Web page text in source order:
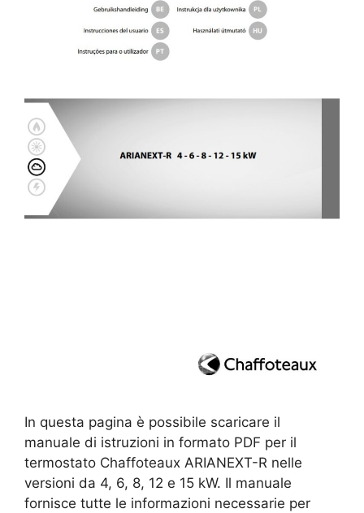
In questa pagina è possibile scaricare il
manuale di istruzioni in formato PDF per il
termostato Chaffoteaux ARIANEXT-R nelle
versioni da 4, 6, 8, 12 e 15 kW. Il manuale
fornisce tutte le informazioni necessarie per